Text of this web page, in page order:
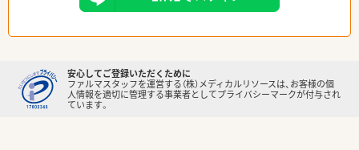
安心してご登録いただくために
ファルマスタッフを運営する（株）メディカルリソースは、お客様の個
人情報を適切に管理する事業者としてプライバシーマークが付与され
ています。